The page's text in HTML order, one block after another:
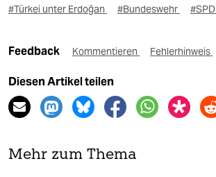
#Türkei unter Erdoğan #Bundeswehr #SPD
Feedback Kommentieren Fehlerhinweis
Diesen Artikel teilen
Mehr zum Thema